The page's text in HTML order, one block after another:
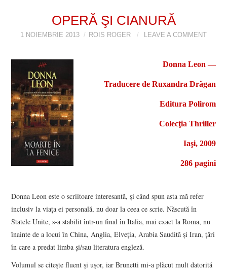
CONTRAPAGINI
CARTE & FILM
SUSPANS
NUMĂRUL 48 /
NUMĂRUL 49 /
APRILIE 2018
OPERĂ ŞI CIANURĂ
1 NOIEMBRIE 2013 ROIS ROGER LEAVE A COMMENT
Donna Leon ―
Traducere de Ruxandra Drăgan
Editura Polirom
Colecţia Thriller
Iaşi, 2009
286 pagini
Donna Leon este o scriitoare interesantă, şi când spun asta mă refer
inclusiv la viaţa ei personală, nu doar la ceea ce scrie. Născută în
Statele Unite, s-a stabilit într-un final în Italia, mai exact la Roma, nu
înainte de a locui în China, Anglia, Elveţia, Arabia Saudită şi Iran, ţări
în care a predat limba şi/sau literatura engleză.
Volumul se citeşte fluent şi uşor, iar Brunetti mi-a plăcut mult datorită